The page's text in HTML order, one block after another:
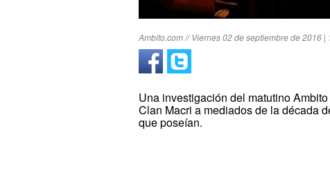
Ambito.com // Viernes 02 de septiembre de 2016 |
Una investigación del matutino
Clan Macri a mediados de la década
que poseían.